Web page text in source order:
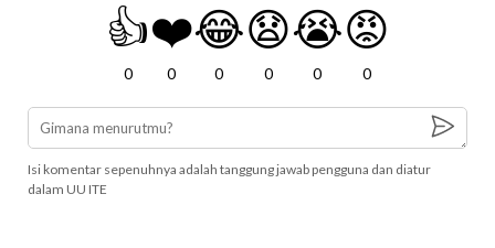
👍
0
❤️
0
😂
0
😧
0
😭
0
😡
0
Isi komentar sepenuhnya adalah tanggung jawab pengguna dan diatur
dalam UU ITE